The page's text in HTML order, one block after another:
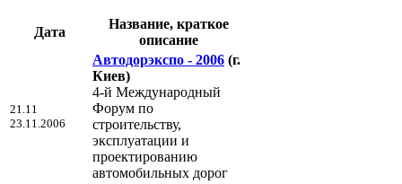
Дата
Название, краткое
описание
21.11
23.11.2006
Автодорэкспо - 2006 (г.
Киев)
4-й Международный
Форум по
строительству,
эксплуатации и
проектированию
автомобильных дорог